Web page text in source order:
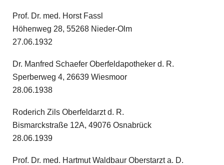
Prof. Dr. med. Horst Fassl
Höhenweg 28, 55268 Nieder-Olm
27.06.1932
Dr. Manfred Schaefer Oberfeldapotheker d. R.
Sperberweg 4, 26639 Wiesmoor
28.06.1938
Roderich Zils Oberfeldarzt d. R.
Bismarckstraße 12A, 49076 Osnabrück
28.06.1939
Prof. Dr. med. Hartmut Waldbaur Oberstarzt a. D.